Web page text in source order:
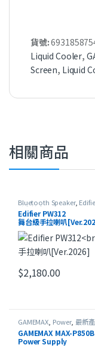
貨號:
Liquid Cooler,
Screen, Liquid
相關商品
Bluetooth Speaker,
流動擴音機 Portable
產品
Edifier PW312
舞台級手拉喇叭
$2,180.00
GAMEMAX Power, 最新
GAMEMAX MAX-P850B
Power Supply